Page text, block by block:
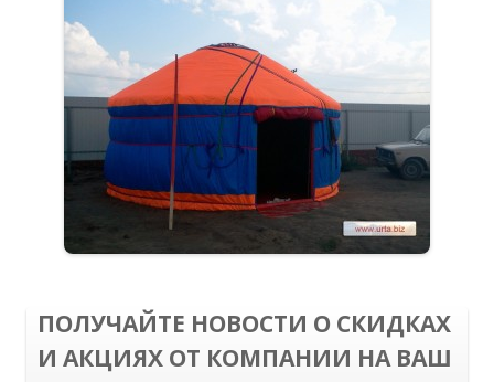
ПОЛУЧАЙТЕ НОВОСТИ О СКИДКАХ
И АКЦИЯХ ОТ КОМПАНИИ НА ВАШ